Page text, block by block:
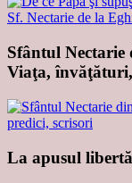
Sfântul
Viaţa,
La apusul